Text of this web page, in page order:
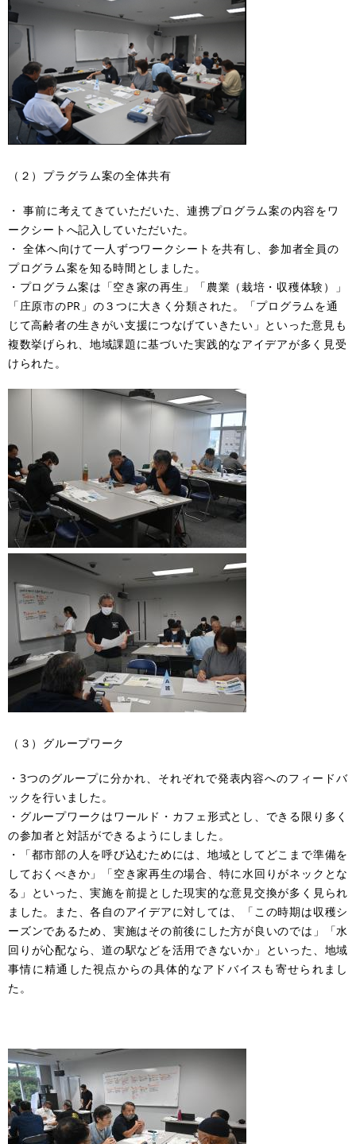
（２）プラグラム案の全体共有
・ 事前に考えてきていただいた、連携プログラム案の内容をワ
ークシートへ記入していただいた。
・ 全体へ向けて一人ずつワークシートを共有し、参加者全員の
プログラム案を知る時間としました。
・プログラム案は「空き家の再生」「農業（栽培・収穫体験）」
「庄原市のPR」の３つに大きく分類された。「プログラムを通
じて高齢者の生きがい支援につなげていきたい」といった意見も
複数挙げられ、地域課題に基づいた実践的なアイデアが多く見受
けられた。
（３）グループワーク
・3つのグループに分かれ、それぞれで発表内容へのフィードバ
ックを行いました。
・グループワークはワールド・カフェ形式とし、できる限り多く
の参加者と対話ができるようにしました。
・「都市部の人を呼び込むためには、地域としてどこまで準備を
しておくべきか」「空き家再生の場合、特に水回りがネックとな
る」といった、実施を前提とした現実的な意見交換が多く見られ
ました。また、各自のアイデアに対しては、「この時期は収穫シ
ーズンであるため、実施はその前後にした方が良いのでは」「水
回りが心配なら、道の駅などを活用できないか」といった、地域
事情に精通した視点からの具体的なアドバイスも寄せられまし
た。